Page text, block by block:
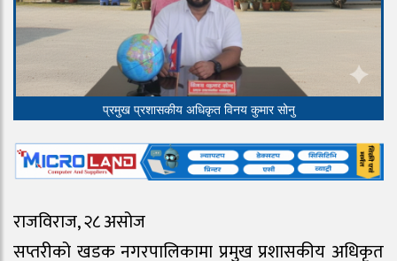
प्रमुख प्रशासकीय अधिकृत विनय कुमार सोनु
राजविराज, २८ असोज
सप्तरीको खडक नगरपालिकामा प्रमुख प्रशासकीय अधिकृत